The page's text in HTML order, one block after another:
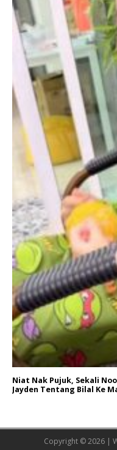
Niat Nak Pujuk, Sekali
Jayden Tentang Bilal Ke
Copyright © 2026 |